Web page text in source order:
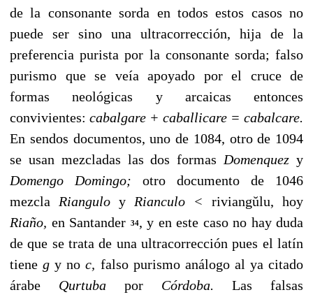
de la con­sonante sorda en todos estos casos no
puede ser sino una ultracorrección, hija de la
preferencia purista por la con­sonante sorda; falso
purismo que se veía apoyado por el cruce de
formas neológicas y arcaicas entonces
convivientes: cabalgare + caballicare = cabalcare.
En sendos documen­tos, uno de 1084, otro de 1094
se usan mezcladas las dos formas Domenquezy
Domengo Domingo; otro documen­to de 1046
mezcla Riangulo y Rianculo < riviangŭlu, hoy
Riaño, en Santander 34, y en este caso no hay duda
de que se trata de una ultracorrección pues el latín
tienegy noc, falso purismo análogo al ya citado
árabe Qurtuba por Córdoba. Las falsas